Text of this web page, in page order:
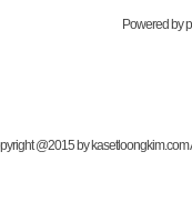
Powered by
@2015 by kasetloongkim.com